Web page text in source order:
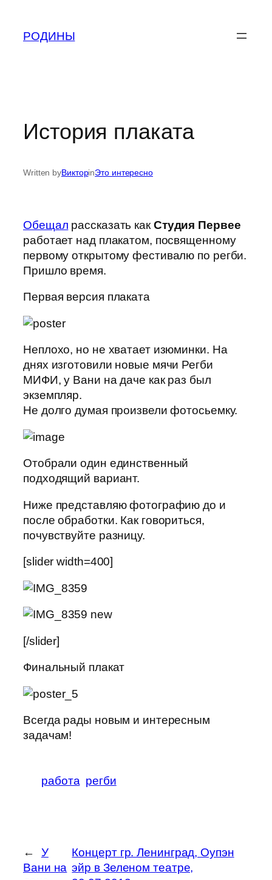
content
РОДИНЫ
История плаката
Written byВикторinЭто интересно
Обещал рассказать как Студия Первее
работает над плакатом, посвященному
первому открытому фестивалю по регби.
Пришло время.
Первая версия плаката
Неплохо, но не хватает изюминки. На
днях изготовили новые мячи Регби
МИФИ, у Вани на даче как раз был
экземпляр.
Не долго думая произвели фотосьемку.
Отобрали один единственный
подходящий вариант.
Ниже представляю фотографию до и
после обработки. Как говориться,
почувствуйте разницу.
[slider width=400]
[/slider]
Финальный плакат
Всегда рады новым и интересным
задачам!
работа регби
←
У
Вани на
Концерт гр. Ленинград, Оупэн
эйр в Зеленом театре,